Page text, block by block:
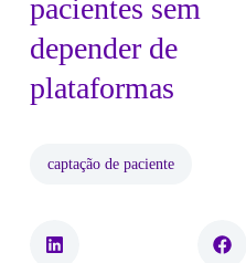
pacientes sem
depender de
plataformas
captação de paciente